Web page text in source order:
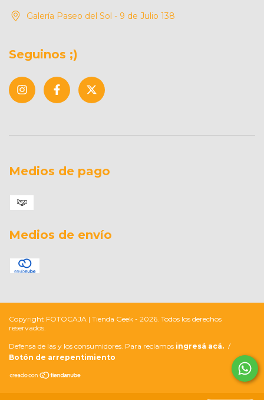
Galería Paseo del Sol - 9 de Julio 138
Seguinos ;)
Medios de pago
Medios de envío
Copyright FOTOCAJA | Tienda Geek - 2026. Todos los derechos
reservados.
Defensa de las y los consumidores. Para reclamos ingresá acá. /
Botón de arrepentimiento